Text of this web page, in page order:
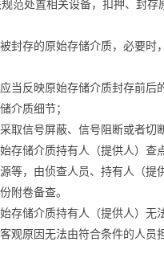
处置相关设备，扣押、封存
封存的原始存储介质，必要
当反映原始存储介质封存前
介质细节；
取信号屏蔽、信号阻断或者切
存储介质持有人（提供人）查
等，由侦查人员、持有人（提
附卷备查。
存储介质持有人（提供人）无
观原因无法由符合条件的人员